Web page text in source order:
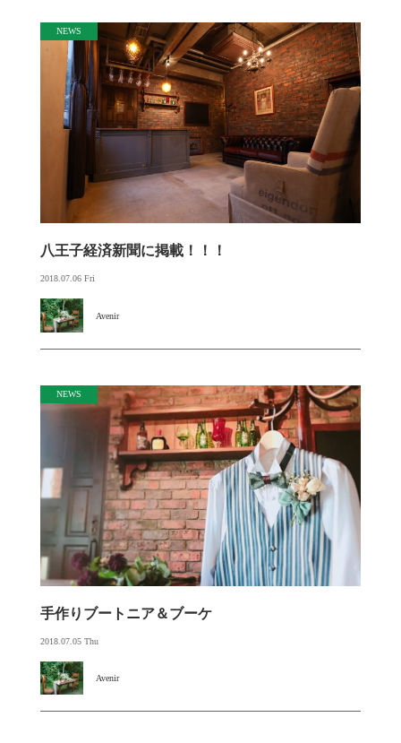
NEWS
八王子経済新聞に掲載！！！
2018.07.06 Fri
Avenir
NEWS
手作りブートニア＆ブーケ
2018.07.05 Thu
Avenir